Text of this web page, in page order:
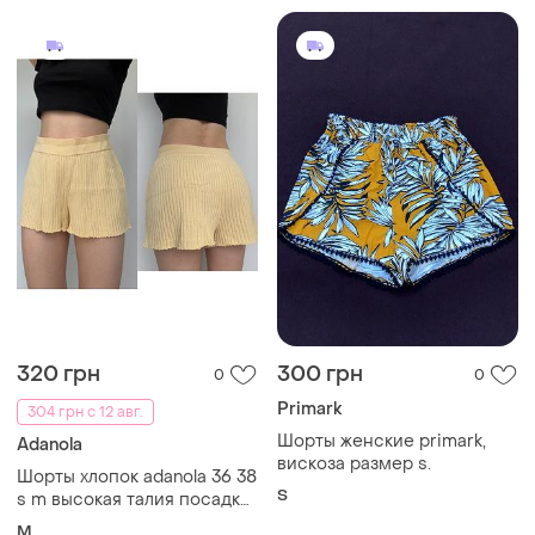
320 грн
0
304 грн с 12 авг.
Adanola
Шорты хлопок adanola 36 38
s m высокая талия посадка
на резинке желтые
M
300 грн 0
Primark
Шорты женские primark,
вискоза размер s.
S